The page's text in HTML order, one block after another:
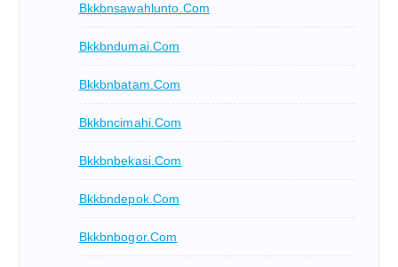
Bkkbnsawahlunto.com
Bkkbndumai.com
Bkkbnbatam.com
Bkkbncimahi.com
Bkkbnbekasi.com
Bkkbndepok.com
Bkkbnbogor.com